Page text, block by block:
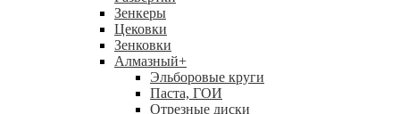
Зенкеры
Цековки
Зенковки
Алмазный+
Эльборовые круги
Паста, ГОИ
Отрезные диски